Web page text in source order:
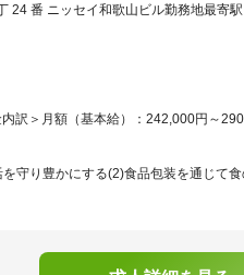
24 番 ニッセイ和歌山ビル勤務地最寄
訳＞月額（基本給）：242,000円～
守り豊かにする(2)食品包装を通じて